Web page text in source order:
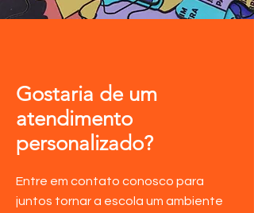
Gostaria de um
atendimento
personalizado?
Entre em contato conosco para
juntos tornar a escola um ambiente